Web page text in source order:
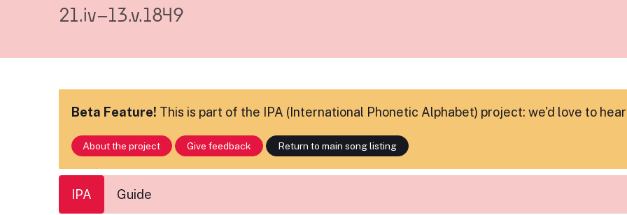
21.iv–13.v.1849
Beta Feature! This is part of the IPA (International Phonetic Alphabet) project: we'd love to hear
About the project Give feedback Return to main song listing
IPA Guide